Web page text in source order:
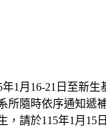
1月16-21日至新
所隨時依序通知遞
，請於115年1月15